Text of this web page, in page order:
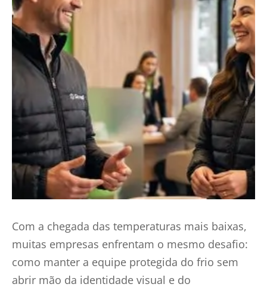
Com a chegada das temperaturas mais baixas,
muitas empresas enfrentam o mesmo desafio:
como manter a equipe protegida do frio sem
abrir mão da identidade visual e do